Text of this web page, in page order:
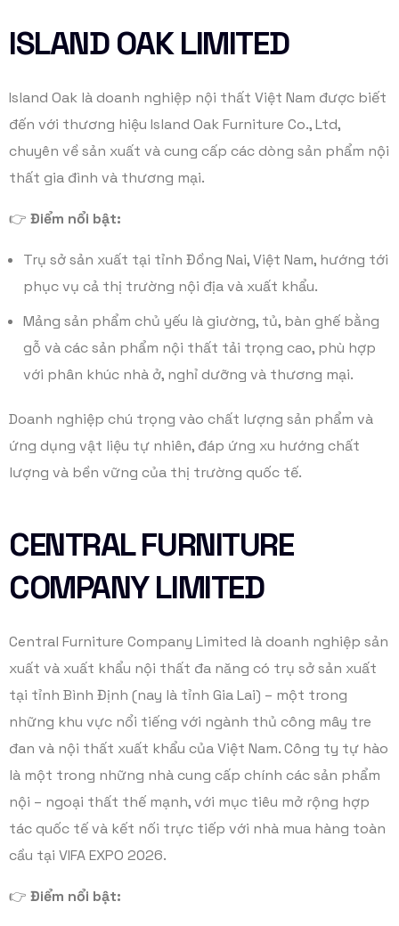
ISLAND OAK LIMITED
Island Oak là doanh nghiệp nội thất Việt Nam được biết
đến với thương hiệu Island Oak Furniture Co., Ltd,
chuyên về sản xuất và cung cấp các dòng sản phẩm nội
thất gia đình và thương mại.
👉 Điểm nổi bật:
Trụ sở sản xuất tại tỉnh Đồng Nai, Việt Nam, hướng tới
phục vụ cả thị trường nội địa và xuất khẩu.
Mảng sản phẩm chủ yếu là giường, tủ, bàn ghế bằng
gỗ và các sản phẩm nội thất tải trọng cao, phù hợp
với phân khúc nhà ở, nghỉ dưỡng và thương mại.
Doanh nghiệp chú trọng vào chất lượng sản phẩm và
ứng dụng vật liệu tự nhiên, đáp ứng xu hướng chất
lượng và bền vững của thị trường quốc tế.
CENTRAL FURNITURE
COMPANY LIMITED
Central Furniture Company Limited là doanh nghiệp sản
xuất và xuất khẩu nội thất đa năng có trụ sở sản xuất
tại tỉnh Bình Định (nay là tỉnh Gia Lai) – một trong
những khu vực nổi tiếng với ngành thủ công mây tre
đan và nội thất xuất khẩu của Việt Nam. Công ty tự hào
là một trong những nhà cung cấp chính các sản phẩm
nội – ngoại thất thế mạnh, với mục tiêu mở rộng hợp
tác quốc tế và kết nối trực tiếp với nhà mua hàng toàn
cầu tại VIFA EXPO 2026.
👉 Điểm nổi bật: